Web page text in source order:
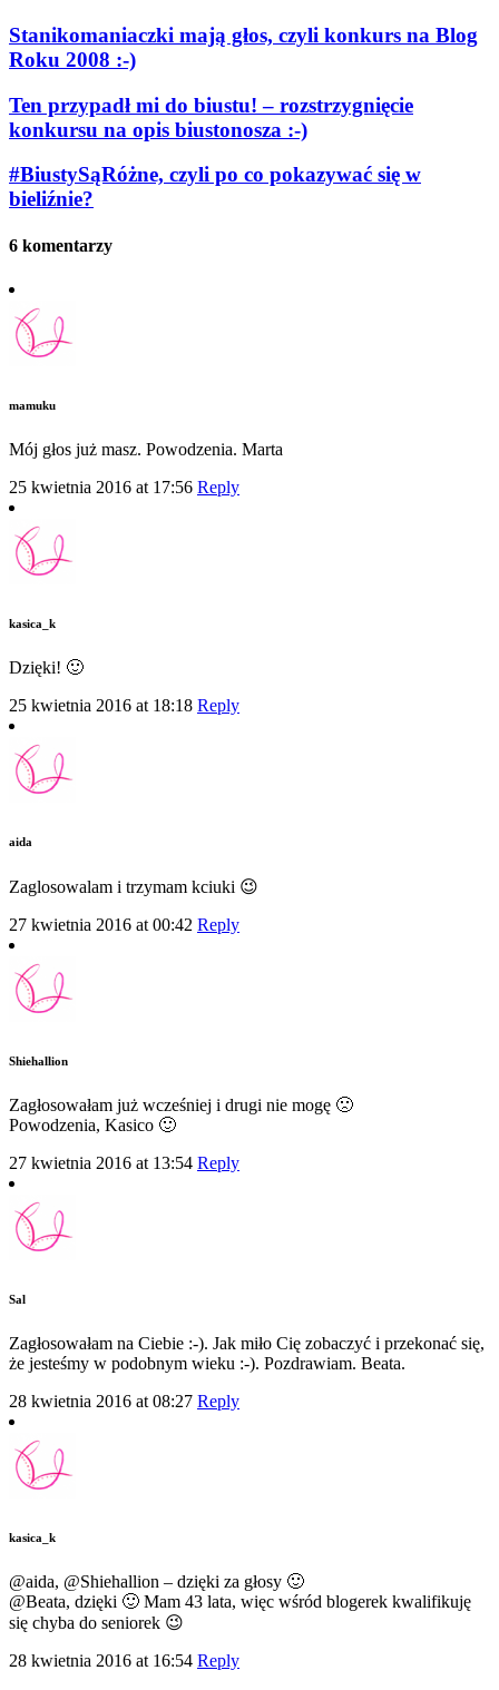
Stanikomaniaczki mają głos, czyli konkurs na Blog
Roku 2008 :-)
Ten przypadł mi do biustu! – rozstrzygnięcie
konkursu na opis biustonosza :-)
#BiustySąRóżne, czyli po co pokazywać się w
bieliźnie?
6 komentarzy
mamuku
Mój głos już masz. Powodzenia. Marta
25 kwietnia 2016 at 17:56 Reply
kasica_k
Dzięki! 🙂
25 kwietnia 2016 at 18:18 Reply
aida
Zaglosowalam i trzymam kciuki 😉
27 kwietnia 2016 at 00:42 Reply
Shiehallion
Zagłosowałam już wcześniej i drugi nie mogę 🙁
Powodzenia, Kasico 🙂
27 kwietnia 2016 at 13:54 Reply
Sal
Zagłosowałam na Ciebie :-). Jak miło Cię zobaczyć i przekonać się,
że jesteśmy w podobnym wieku :-). Pozdrawiam. Beata.
28 kwietnia 2016 at 08:27 Reply
kasica_k
@aida, @Shiehallion – dzięki za głosy 🙂
@Beata, dzięki 🙂 Mam 43 lata, więc wśród blogerek kwalifikuję
się chyba do seniorek 😉
28 kwietnia 2016 at 16:54 Reply